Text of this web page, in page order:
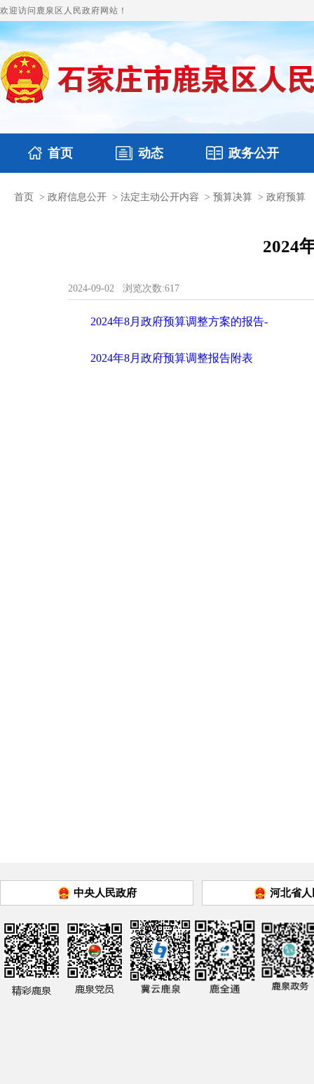
欢迎访问鹿泉区人民政府网站！
首页 动态
国务要闻 鹿泉要闻 图片新闻
政务公开
本区文件 财政预决算
首页 > 政府信息公开 > 法定主动公开内容 > 预算决算 > 政府预算
2024
2024-09-02 浏览次数:617
2024年8月政府预算调整方案的报告-
2024年8月政府预算调整报告附表